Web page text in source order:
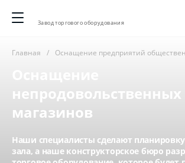
Завод торгового оборудования
Главная Оснащение предприятий
непродовольственных
магазинов
Наши специалисты сделают
зала, а наше конструкторское бюро